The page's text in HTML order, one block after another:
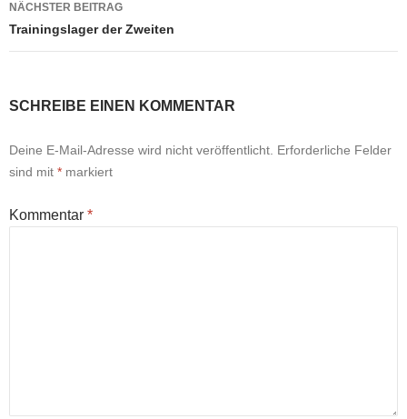
NÄCHSTER BEITRAG
Trainingslager der Zweiten
SCHREIBE EINEN KOMMENTAR
Deine E-Mail-Adresse wird nicht veröffentlicht. Erforderliche Felder
sind mit * markiert
Kommentar *